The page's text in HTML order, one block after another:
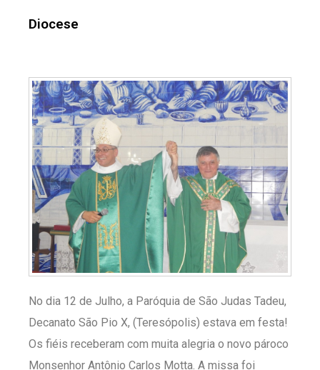
Diocese
No dia 12 de Julho, a Paróquia de São Judas Tadeu,
Decanato São Pio X, (Teresópolis) estava em festa!
Os fiéis receberam com muita alegria o novo pároco
Monsenhor Antônio Carlos Motta. A missa foi